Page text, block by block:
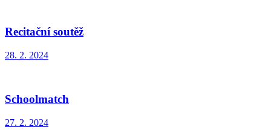
Recitační soutěž
28. 2. 2024
Schoolmatch
27. 2. 2024